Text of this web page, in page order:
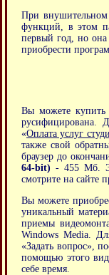
При внушительном
функций, в этом
первый год, но она
приобрести
Вы можете купить
русифицирована.
«Оплата услуг
также свой
браузер до
64-bit) - 455 Мб.
смотрите на сайте
Вы можете
уникальный
приемы
Windows Media.
«Задать вопрос»,
помощью этого
себе время.